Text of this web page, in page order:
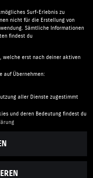
23566 Lübeck |
|Batterieverordnung
Surf-Erlebnis zu
nicht für die Erstellung von
Sämtliche Informationen
findest du
welche erst nach deiner aktiven
auf Übernehmen:
aller Dienste zugestimmt
und deren Bedeutung findest du